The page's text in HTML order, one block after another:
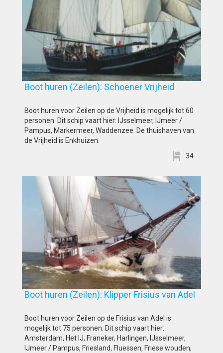
Boot huren (Zeilen): Schoener Vrijheid
Boot huren voor Zeilen op de Vrijheid is mogelijk tot 60
personen. Dit schip vaart hier: IJsselmeer, IJmeer /
Pampus, Markermeer, Waddenzee. De thuishaven van
de Vrijheid is Enkhuizen.
34
Boot huren (Zeilen): Klipper Frisius van Adel
Boot huren voor Zeilen op de Frisius van Adel is
mogelijk tot 75 personen. Dit schip vaart hier:
Amsterdam, Het IJ, Franeker, Harlingen, IJsselmeer,
IJmeer / Pampus, Friesland, Fluessen, Friese wouden,